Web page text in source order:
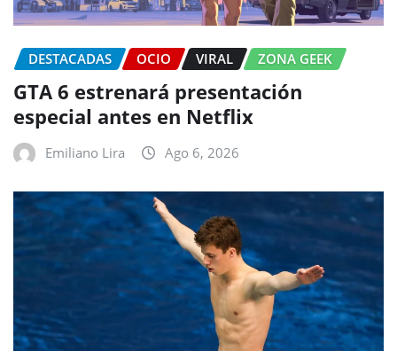
DESTACADAS OCIO VIRAL ZONA GEEK
GTA 6 estrenará presentación
especial antes en Netflix
Emiliano Lira Ago 6, 2026